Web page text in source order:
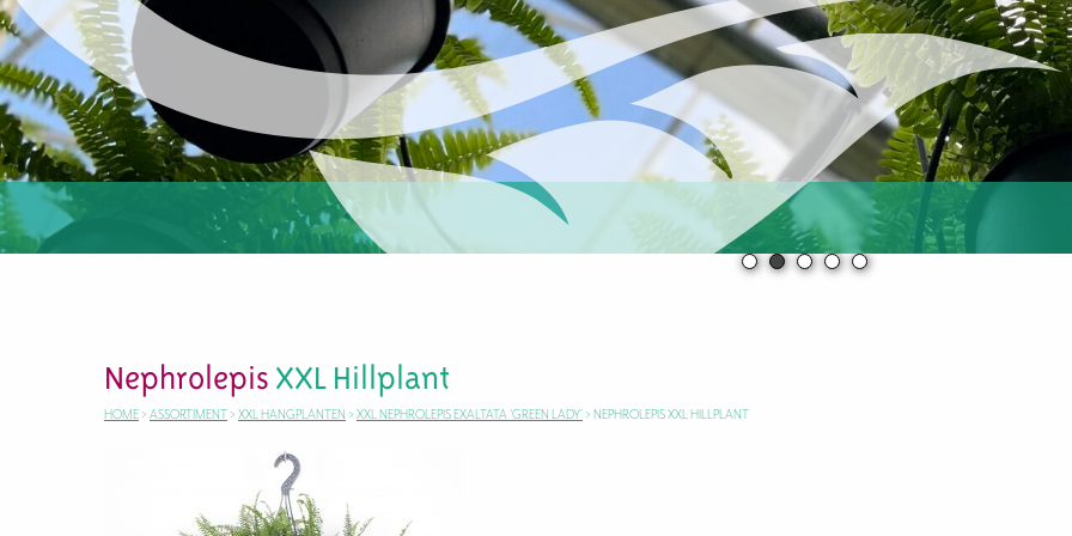
Nephrolepis XXL Hillplant
HOME > ASSORTIMENT > XXL HANGPLANTEN > XXL NEPHROLEPIS EXALTATA ‘GREEN LADY’ > NEPHROLEPIS XXL HILLPLANT